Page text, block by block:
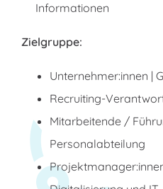
Informationen
Zielgruppe:
Unternehmer:innen |
Recruiting-
Mitarbeitende /
Personalabteilung